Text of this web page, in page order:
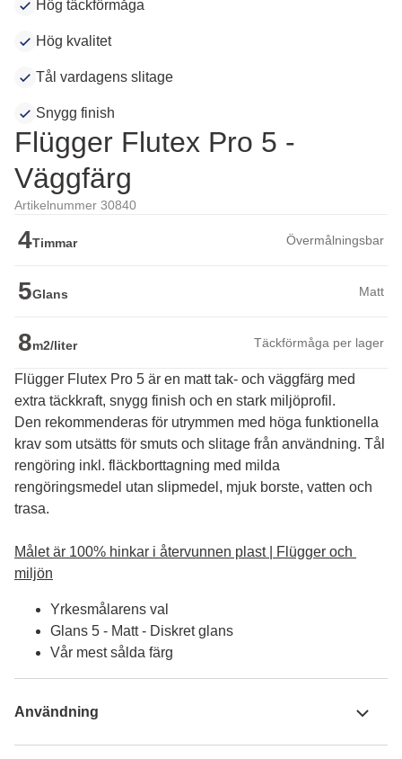
Hög täckförmåga
Hög kvalitet
Tål vardagens slitage
Snygg finish
Flügger Flutex Pro 5 -
Väggfärg
Artikelnummer 30840
4Timmar Övermålningsbar
5Glans Matt
8m2/liter Täckförmåga per lager
Flügger Flutex Pro 5 är en matt tak- och väggfärg med
extra täckkraft, snygg finish och en stark miljöprofil.
Den rekommenderas för utrymmen med höga funktionella
krav som utsätts för smuts och slitage från användning. Tål
rengöring inkl. fläckborttagning med milda
rengöringsmedel utan slipmedel, mjuk borste, vatten och
trasa.
Målet är 100% hinkar i återvunnen plast | Flügger och
miljön
Yrkesmålarens val
Glans 5 - Matt - Diskret glans
Vår mest sålda färg
Användning